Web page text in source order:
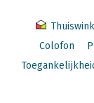
Colofon